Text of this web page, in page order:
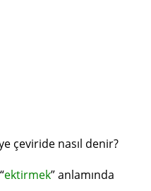
çeviride nasıl denir?
ektirmek” anlamında